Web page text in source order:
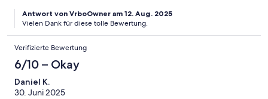
Antwort von VrboOwner am 12. Aug. 2025
Vielen Dank für diese tolle Bewertung.
Verifizierte Bewertung
6/10 – Okay
Daniel K.
30. Juni 2025